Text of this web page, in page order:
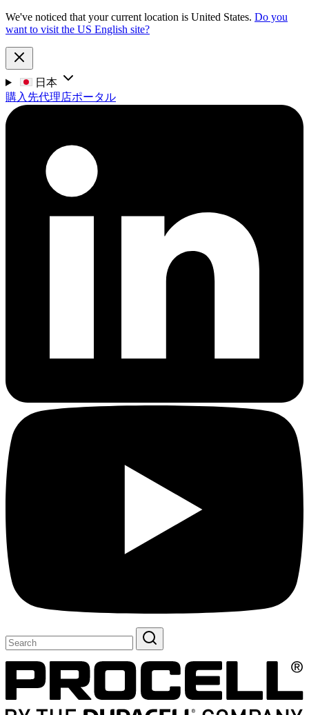
We've noticed that your current location is United States. Do you
want to visit the US English site?
日本
購入先代理店ポータル